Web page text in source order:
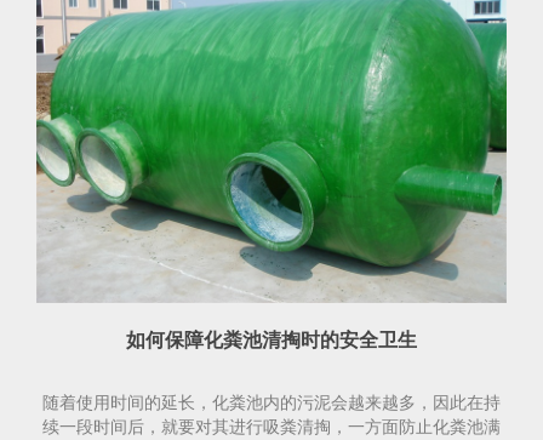
如何保障化粪池清掏时的安全卫生
随着使用时间的延长，化粪池内的污泥会越来越多，因此在持
续一段时间后，就要对其进行吸粪清掏，一方面防止化粪池满